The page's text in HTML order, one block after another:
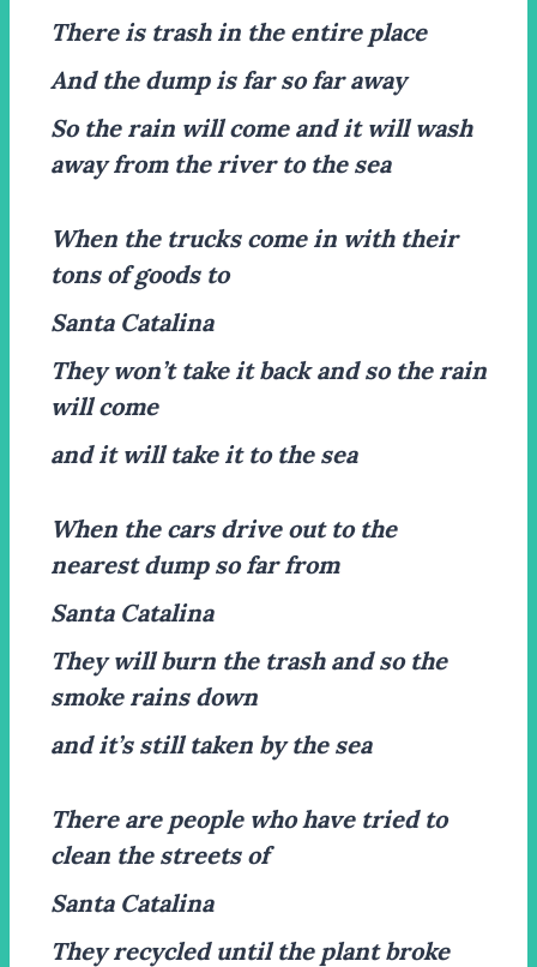
There is trash in the entire place
And the dump is far so far away
So the rain will come and it will wash
away from the river to the sea
When the trucks come in with their
tons of goods to
Santa Catalina
They won’t take it back and so the rain
will come
and it will take it to the sea
When the cars drive out to the
nearest dump so far from
Santa Catalina
They will burn the trash and so the
smoke rains down
and it’s still taken by the sea
There are people who have tried to
clean the streets of
Santa Catalina
They recycled until the plant broke